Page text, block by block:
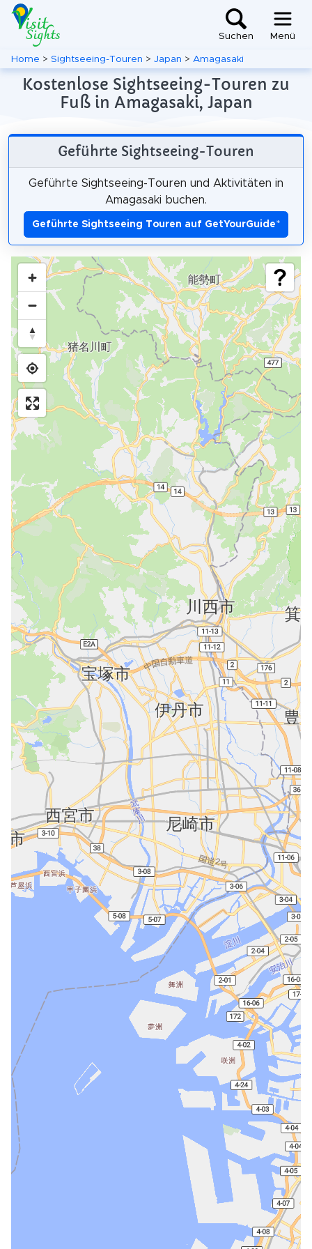
Suchen Menü
Home > Sightseeing-Touren > Japan > Amagasaki
Kostenlose Sightseeing-Touren zu
Fuß in Amagasaki, Japan
Geführte Sightseeing-Touren
Geführte Sightseeing-Touren und Aktivitäten in
Amagasaki buchen.
Geführte Sightseeing Touren auf GetYourGuide*